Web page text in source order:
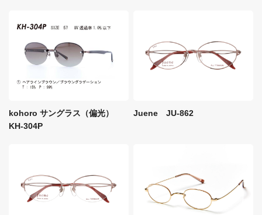
kohoro サングラス（偏光）
KH-304P
Juene JU-862